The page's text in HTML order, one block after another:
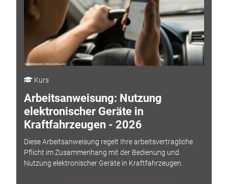
Kurs
Arbeitsanweisung: Nutzung
elektronischer Geräte in
Kraftfahrzeugen - 2026
Diese Arbeitsanweisung regelt Ihre arbeitsvertragliche
Pflicht im Zusammenhang mit der Bedienung und
Nutzung elektronischer Geräte in Kraftfahrzeugen.